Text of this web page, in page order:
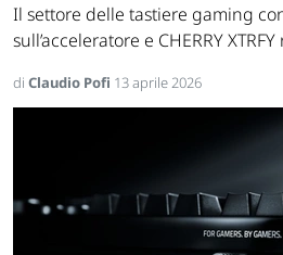
Il settore delle tastiere gaming
sull’acceleratore e CHERRY
di Claudio Pofi 13 aprile 2026